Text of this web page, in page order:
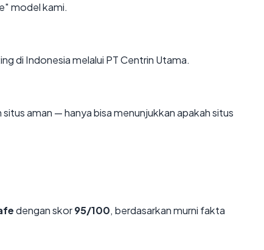
model kami.
di Indonesia melalui PT Centrin Utama.
aman — hanya bisa menunjukkan apakah situs
dengan skor95/100, berdasarkan murni fakta